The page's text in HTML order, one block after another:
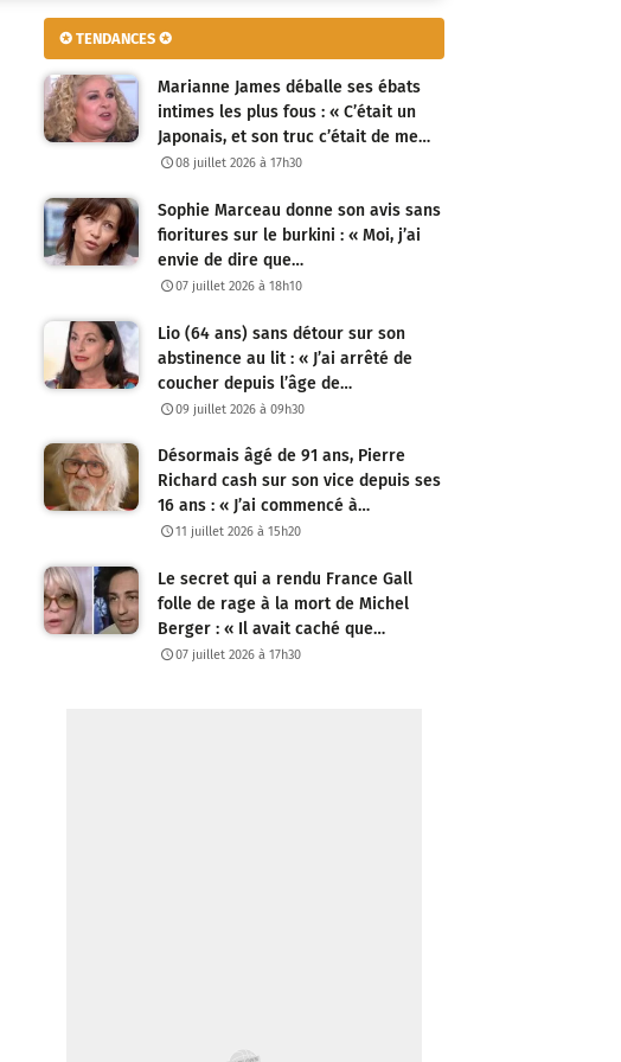
✪ TENDANCES ✪
Marianne James déballe ses ébats
intimes les plus fous : « C’était un
Japonais, et son truc c’était de me…
08 juillet 2026 à 17h30
Sophie Marceau donne son avis sans
fioritures sur le burkini : « Moi, j’ai
envie de dire que…
07 juillet 2026 à 18h10
Lio (64 ans) sans détour sur son
abstinence au lit : « J’ai arrêté de
coucher depuis l’âge de…
09 juillet 2026 à 09h30
Désormais âgé de 91 ans, Pierre
Richard cash sur son vice depuis ses
16 ans : « J’ai commencé à…
11 juillet 2026 à 15h20
Le secret qui a rendu France Gall
folle de rage à la mort de Michel
Berger : « Il avait caché que…
07 juillet 2026 à 17h30